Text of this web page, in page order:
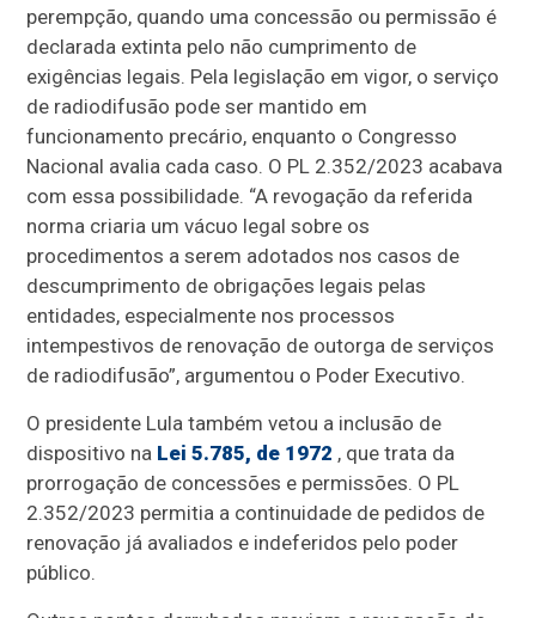
perempção, quando uma concessão ou permissão é
declarada extinta pelo não cumprimento de
exigências legais. Pela legislação em vigor, o serviço
de radiodifusão pode ser mantido em
funcionamento precário, enquanto o Congresso
Nacional avalia cada caso. O PL 2.352/2023 acabava
com essa possibilidade. “A revogação da referida
norma criaria um vácuo legal sobre os
procedimentos a serem adotados nos casos de
descumprimento de obrigações legais pelas
entidades, especialmente nos processos
intempestivos de renovação de outorga de serviços
de radiodifusão”, argumentou o Poder Executivo.
O presidente Lula também vetou a inclusão de
dispositivo na Lei 5.785, de 1972 , que trata da
prorrogação de concessões e permissões. O PL
2.352/2023 permitia a continuidade de pedidos de
renovação já avaliados e indeferidos pelo poder
público.